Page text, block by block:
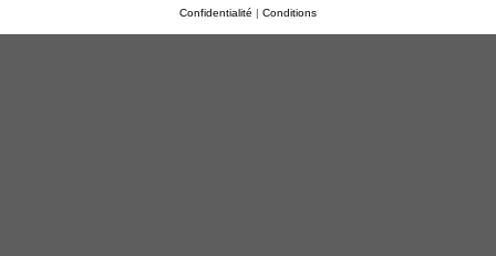
Confidentialité | Conditions